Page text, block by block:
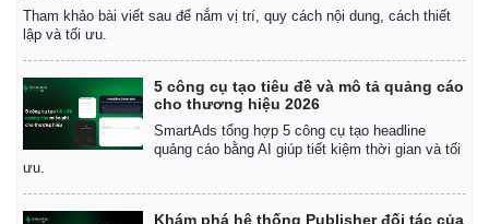
Tham khảo bài viết sau để nắm vị trí, quy cách nội dung, cách thiết
lập và tối ưu.
5 công cụ tạo tiêu đề và mô tả quảng cáo
cho thương hiệu 2026
SmartAds tổng hợp 5 công cụ tạo headline
quảng cáo bằng AI giúp tiết kiệm thời gian và tối
ưu.
Khám phá hệ thống Publisher đối tác của